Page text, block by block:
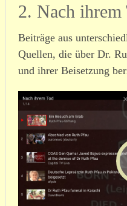
2. Nach ihrem
Beiträge aus
Quellen, die über Dr.
und ihrer Beisetzung